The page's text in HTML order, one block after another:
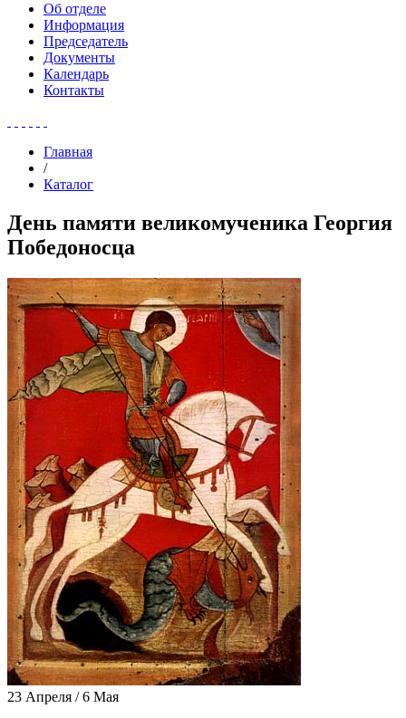
Об отделе
Информация
Председатель
Документы
Календарь
Контакты
Главная
/
Каталог
День памяти великомученика Георгия
Победоносца
23 Апреля / 6 Мая